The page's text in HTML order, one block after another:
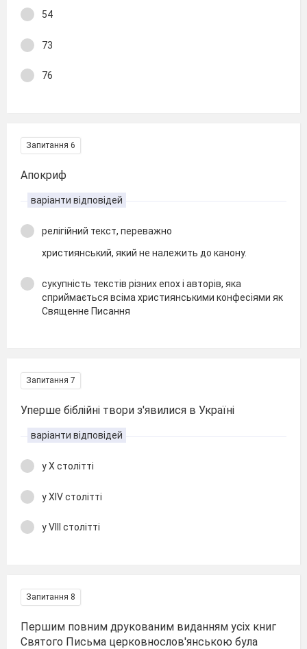
54
73
76
Запитання 6
Апокриф
варіанти відповідей
релігійний текст, переважно
християнський, який не належить до канону.
сукупність текстів різних епох і авторів, яка
сприймається всіма християнськими конфесіями як
Священне Писання
Запитання 7
Уперше біблійні твори з'явилися в Україні
варіанти відповідей
у X столітті
у XIV столітті
у VIII столітті
Запитання 8
Першим повним друкованим виданням усіх книг
Святого Письма церковнослов'янською була